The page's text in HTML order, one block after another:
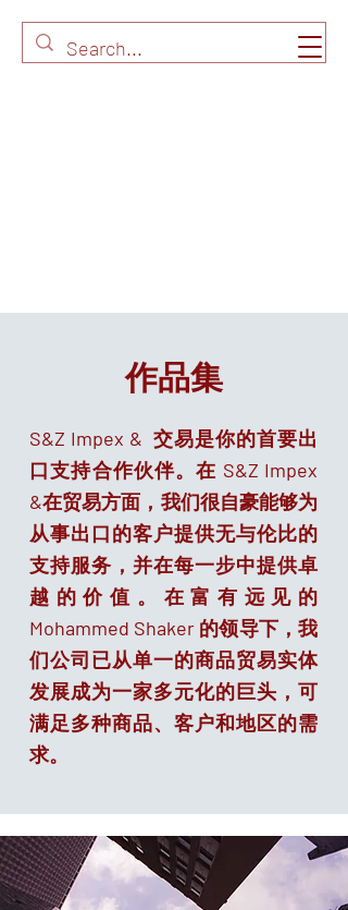
作品集
S&Z Impex & 交易是你的首要出
口支持合作伙伴。在 S&Z Impex
&在贸易方面，我们很自豪能够为
从事出口的客户提供无与伦比的
支持服务，并在每一步中提供卓
越的价值。在富有远见的
Mohammed Shaker 的领导下，我
们公司已从单一的商品贸易实体
发展成为一家多元化的巨头，可
满足多种商品、客户和地区的需
求。